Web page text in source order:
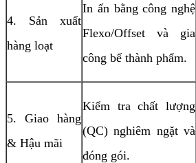
4. Sản xuất
hàng loạt
In ấn bằng công nghệ
Flexo/Offset và gia
công bế thành phẩm.
5. Giao hàng
& Hậu mãi
Kiểm tra chất lượng
(QC) nghiêm ngặt và
đóng gói.